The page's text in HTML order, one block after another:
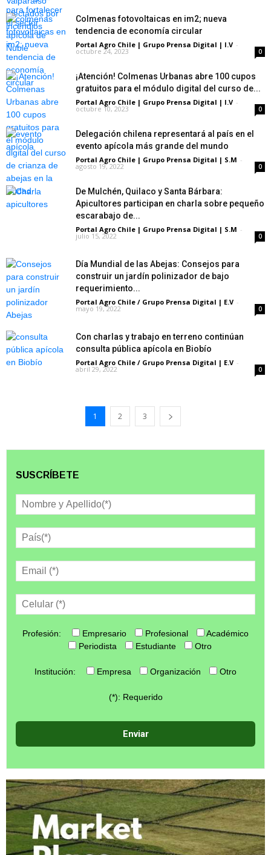
Colmenas fotovoltaicas en im2; nueva
tendencia de economía circular
Portal Agro Chile | Grupo Prensa Digital | I.V -
octubre 24, 2023 0
¡Atención! Colmenas Urbanas abre 100 cupos
gratuitos para el módulo digital del curso de...
Portal Agro Chile | Grupo Prensa Digital | I.V -
octubre 10, 2023 0
Delegación chilena representará al país en el
evento apícola más grande del mundo
Portal Agro Chile | Grupo Prensa Digital | S.M -
agosto 19, 2022 0
De Mulchén, Quilaco y Santa Bárbara:
Apicultores participan en charla sobre pequeño
escarabajo de...
Portal Agro Chile | Grupo Prensa Digital | S.M -
julio 15, 2022 0
Día Mundial de las Abejas: Consejos para
construir un jardín polinizador de bajo
requerimiento...
Portal Agro Chile / Grupo Prensa Digital | E.V -
mayo 19, 2022 0
Con charlas y trabajo en terreno continúan
consulta pública apícola en Biobío
Portal Agro Chile / Grupo Prensa Digital | E.V -
abril 29, 2022 0
1 2 3
SUSCRÍBETE
Profesión: Empresario Profesional
Académico
Periodista
Estudiante Otro
Institución: Empresa Organización Otro
(*): Requerido